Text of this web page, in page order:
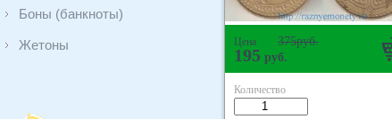
Боны (банкноты)
Жетоны Цена 375руб.
195 руб.
Количество